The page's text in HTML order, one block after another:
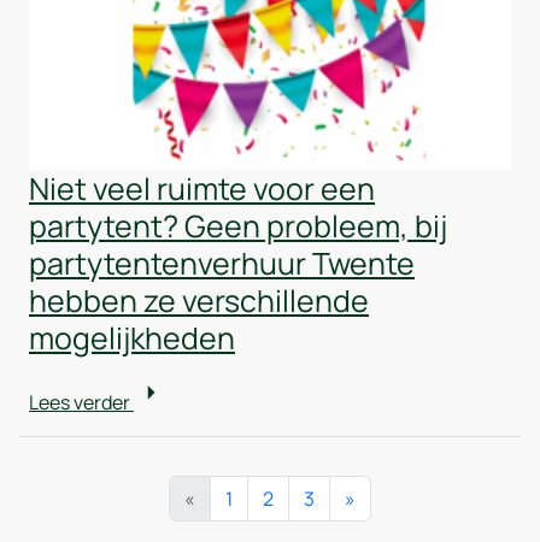
Niet veel ruimte voor een
partytent? Geen probleem, bij
partytentenverhuur Twente
hebben ze verschillende
mogelijkheden
Lees verder
« 1 2 3 »